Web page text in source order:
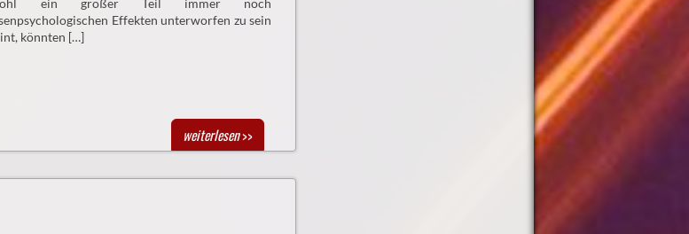
Effekten unterworfen zu sein
könnten […]
weiterlesen>>